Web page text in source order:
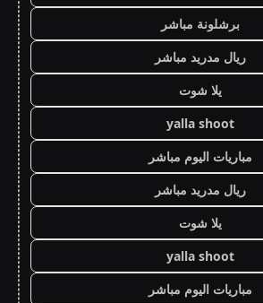
برشلونة مباشر
ريال مدريد مباشر
يلا شوت
yalla shoot
مباريات اليوم مباشر
ريال مدريد مباشر
يلا شوت
yalla shoot
مباريات اليوم مباشر